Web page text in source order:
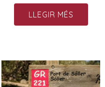
LLEGIR MÉS